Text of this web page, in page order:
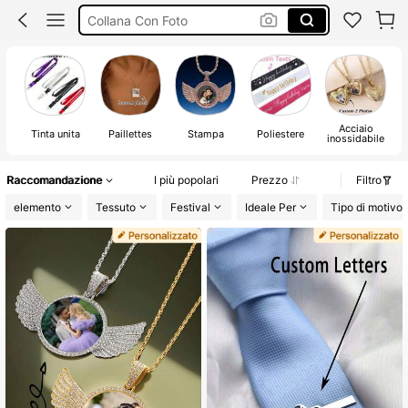
Collana Personalizzata
Tinta unita Paillettes Stampa Poliestere Acciaio
inossidabile
Raccomandazione I più popolari Prezzo
Filtro
elemento
Tessuto Festival Ideale Per Tipo di motivo